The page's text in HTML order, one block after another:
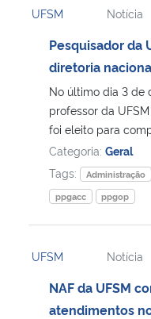
Ministério da Cidadania
Ministério da Saúde
Ministério de Minas e Energia
Ministério da Ciência,
Ministério do Meio Ambiente
Ministério do Turismo
Ministério do Desenvolvimento
Controladoria-Geral da União
UFSM Notícia
Pesquisador da
diretoria
No último dia 3 de
professor da
foi eleito para
Categoria: Geral
Tags:
Administração
ppgacc
ppgop
UFSM Notícia
NAF da UFSM
atendimentos